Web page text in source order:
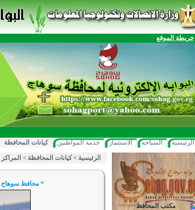
خريطة الموقع
الرئيسية السياحه الاستثمار خدمة المواطنين كيانات المحافظة
مكتب المحافظ
الرئيسية >كيانات المحافظة > المراكز
* محافظ سوهاج